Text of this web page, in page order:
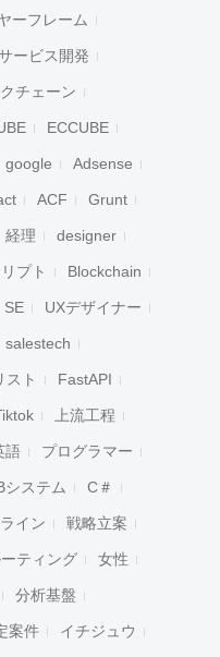
ーフレーム
ービス開発
チェーン
ECCUBE
google Adsense
ACF Grunt
経理 designer
プト Blockchain
SE UXデザイナー
salestech
スト FastAPI
上流工程
語 プログラマー
システム C＃
イン 戦略立案
ティング 女性
分析基盤
案件 イチジュウ